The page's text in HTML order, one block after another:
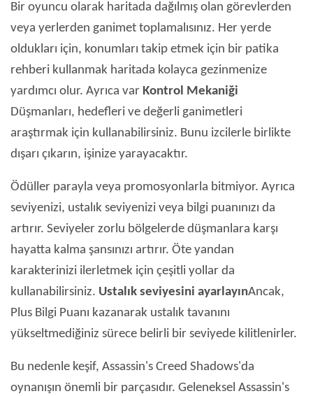
Bir oyuncu olarak haritada dağılmış olan görevlerden
veya yerlerden ganimet toplamalısınız. Her yerde
oldukları için, konumları takip etmek için bir patika
rehberi kullanmak haritada kolayca gezinmenize
yardımcı olur. Ayrıca var Kontrol Mekaniği
Düşmanları, hedefleri ve değerli ganimetleri
araştırmak için kullanabilirsiniz. Bunu izcilerle birlikte
dışarı çıkarın, işinize yarayacaktır.
Ödüller parayla veya promosyonlarla bitmiyor. Ayrıca
seviyenizi, ustalık seviyenizi veya bilgi puanınızı da
artırır. Seviyeler zorlu bölgelerde düşmanlara karşı
hayatta kalma şansınızı artırır. Öte yandan
karakterinizi ilerletmek için çeşitli yollar da
kullanabilirsiniz. Ustalık seviyesini ayarlayınAncak,
Plus Bilgi Puanı kazanarak ustalık tavanını
yükseltmediğiniz sürece belirli bir seviyede kilitlenirler.
Bu nedenle keşif, Assassin's Creed Shadows'da
oynanışın önemli bir parçasıdır. Geleneksel Assassin's